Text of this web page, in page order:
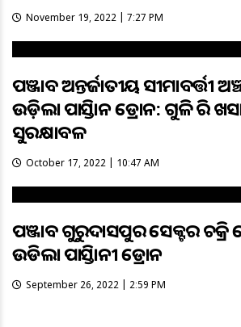
November 19, 2022 | 7:27 PM
ପଞ୍ଜାବ ଅନ୍ତର୍ଜାତୀୟ ସୀମାବର୍ତ୍ତୀ
ଉଡ଼ିଲା ପାକିସ୍ତାନ ଡ୍ରୋନ: ଗୁଳି କରି
ସୁରକ୍ଷାବଳ
October 17, 2022 | 10:47 AM
ପଞ୍ଜାବ ଗୁରୁଦାସପୁର ସେକ୍ଟର ଚକ୍ରି
ଉଡିଲା ପାକିସ୍ତାନୀ ଡ୍ରୋନ
September 26, 2022 | 2:59 PM